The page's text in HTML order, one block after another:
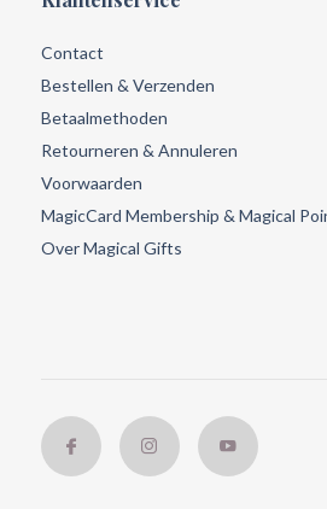
Contact
Bestellen & Verzenden
Betaalmethoden
Retourneren & Annuleren
Voorwaarden
MagicCard Membership & Magical
Over Magical Gifts